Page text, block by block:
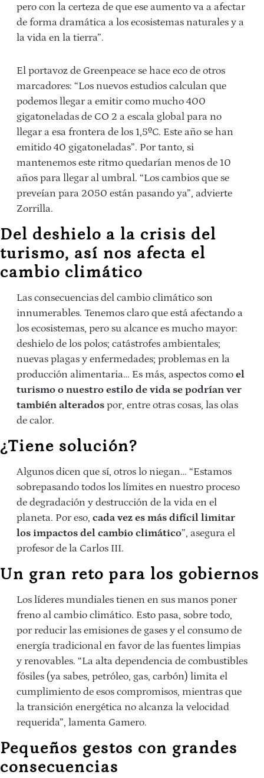
pero con la certeza de que ese aumento va a afectar
de forma dramática a los ecosistemas naturales y a
la vida en la tierra”.
El portavoz de Greenpeace se hace eco de otros
marcadores: “Los nuevos estudios calculan que
podemos llegar a emitir como mucho 400
gigatoneladas de CO 2 a escala global para no
llegar a esa frontera de los 1,5ºC. Este año se han
emitido 40 gigatoneladas”. Por tanto, si
mantenemos este ritmo quedarían menos de 10
años para llegar al umbral. “Los cambios que se
preveían para 2050 están pasando ya”, advierte
Zorrilla.
Del deshielo a la crisis del
turismo, así nos afecta el
cambio climático
Las consecuencias del cambio climático son
innumerables. Tenemos claro que está afectando a
los ecosistemas, pero su alcance es mucho mayor:
deshielo de los polos; catástrofes ambientales;
nuevas plagas y enfermedades; problemas en la
producción alimentaria… Es más, aspectos como el
turismo o nuestro estilo de vida se podrían ver
también alterados por, entre otras cosas, las olas
de calor.
¿Tiene solución?
Algunos dicen que sí, otros lo niegan… “Estamos
sobrepasando todos los límites en nuestro proceso
de degradación y destrucción de la vida en el
planeta. Por eso, cada vez es más difícil limitar
los impactos del cambio climático”, asegura el
profesor de la Carlos III.
Un gran reto para los gobiernos
Los líderes mundiales tienen en sus manos poner
freno al cambio climático. Esto pasa, sobre todo,
por reducir las emisiones de gases y el consumo de
energía tradicional en favor de las fuentes limpias
y renovables. “La alta dependencia de combustibles
fósiles (ya sabes, petróleo, gas, carbón) limita el
cumplimiento de esos compromisos, mientras que
la transición energética no alcanza la velocidad
requerida”, lamenta Gamero.
Pequeños gestos con grandes
consecuencias